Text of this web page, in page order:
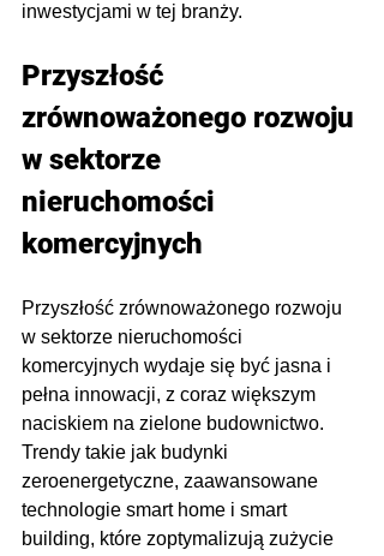
inwestycjami w tej branży.
Przyszłość
zrównoważonego rozwoju
w sektorze
nieruchomości
komercyjnych
Przyszłość zrównoważonego rozwoju
w sektorze nieruchomości
komercyjnych wydaje się być jasna i
pełna innowacji, z coraz większym
naciskiem na zielone budownictwo.
Trendy takie jak budynki
zeroenergetyczne, zaawansowane
technologie smart home i smart
building, które zoptymalizują zużycie